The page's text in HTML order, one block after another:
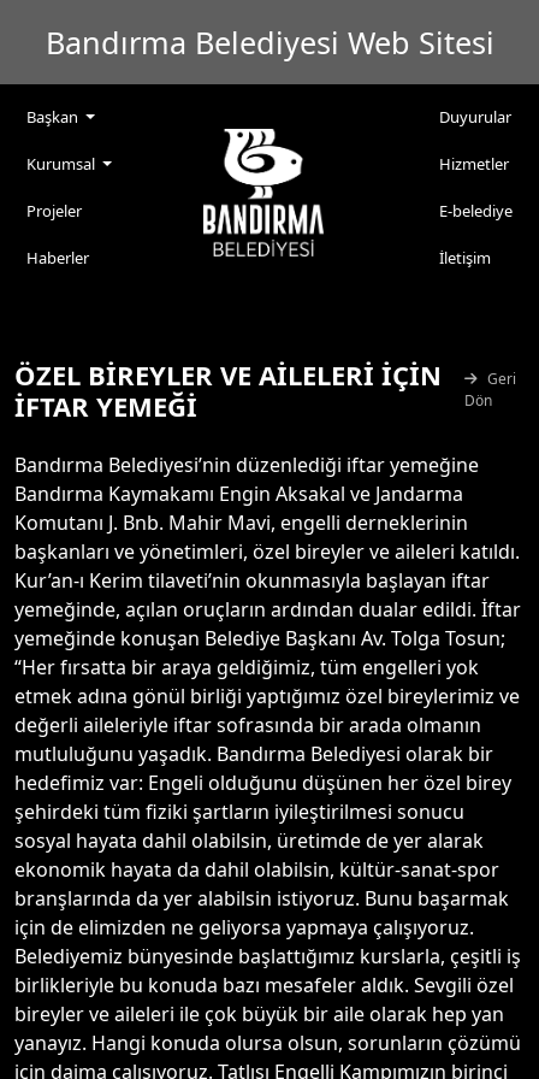
Bandırma Belediyesi Web Sitesi
Başkan
Kurumsal
Projeler
Haberler
Duyurular
Hizmetler
E-belediye
İletişim
ÖZEL BİREYLER VE AİLELERİ İÇİN
İFTAR YEMEĞİ
Geri
Dön
Bandırma Belediyesi’nin düzenlediği iftar yemeğine
Bandırma Kaymakamı Engin Aksakal ve Jandarma
Komutanı J. Bnb. Mahir Mavi, engelli derneklerinin
başkanları ve yönetimleri, özel bireyler ve aileleri katıldı.
Kur’an-ı Kerim tilaveti’nin okunmasıyla başlayan iftar
yemeğinde, açılan oruçların ardından dualar edildi. İftar
yemeğinde konuşan Belediye Başkanı Av. Tolga Tosun;
“Her fırsatta bir araya geldiğimiz, tüm engelleri yok
etmek adına gönül birliği yaptığımız özel bireylerimiz ve
değerli aileleriyle iftar sofrasında bir arada olmanın
mutluluğunu yaşadık. Bandırma Belediyesi olarak bir
hedefimiz var: Engeli olduğunu düşünen her özel birey
şehirdeki tüm fiziki şartların iyileştirilmesi sonucu
sosyal hayata dahil olabilsin, üretimde de yer alarak
ekonomik hayata da dahil olabilsin, kültür-sanat-spor
branşlarında da yer alabilsin istiyoruz. Bunu başarmak
için de elimizden ne geliyorsa yapmaya çalışıyoruz.
Belediyemiz bünyesinde başlattığımız kurslarla, çeşitli iş
birlikleriyle bu konuda bazı mesafeler aldık. Sevgili özel
bireyler ve aileleri ile çok büyük bir aile olarak hep yan
yanayız. Hangi konuda olursa olsun, sorunların çözümü
için daima çalışıyoruz. Tatlısı Engelli Kampımızın birinci